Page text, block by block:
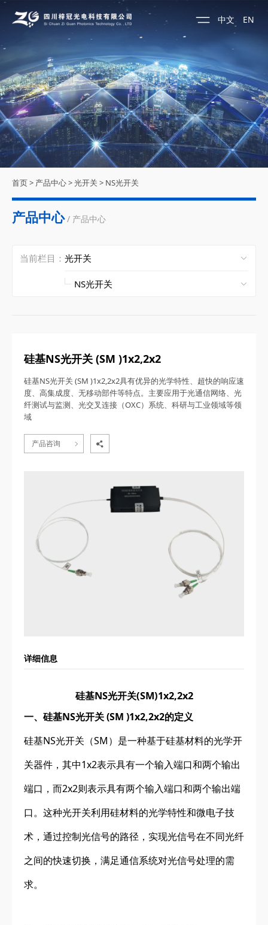
中文 EN
首页> 产品中心>光开关 > NS光开关
产品中心 / 产品中心
当前栏目：
硅基NS光开关 (SM )1x2,2x2
硅基NS光开关 (SM )1x2,2x2具有优异的光学特性、超快的响应速
度、高集成度、无移动部件等特点。主要应用于光通信网络、光
纤测试与监测、光交叉连接（OXC）系统、科研与工业领域等领
域
产品咨询
详细信息
硅基NS光开关(SM)1x2,2x2
一、硅基NS光开关 (SM )1x2,2x2的定义
硅基NS光开关（SM）是一种基于硅基材料的光学开
关器件，其中1x2表示具有一个输入端口和两个输出
端口，而2x2则表示具有两个输入端口和两个输出端
口。这种光开关利用硅材料的光学特性和微电子技
术，通过控制光信号的路径，实现光信号在不同光纤
之间的快速切换，满足通信系统对光信号处理的需
求。